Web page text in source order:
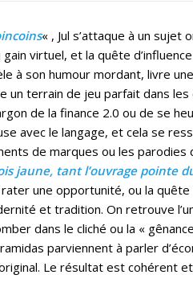
« , Jul s’attaque à un sujet
virtuel, et la quête
à son humour mordant, livre
un terrain de jeu parfait dans
de la finance 2.0 ou de se
avec le langage, et cela se
de marques ou les
jaune, tant l’ouvrage pointe
une opportunité, ou la
et tradition. On retrouve
dans le cliché ou la «
parviennent à parler
Le résultat est cohérent